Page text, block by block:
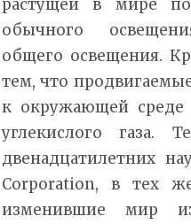
растущей в мире
обычного
общего освещения.
тем, что
к окружающей среде
углекислого газа.
двенадцатилетних
Corporation, в тех
изменившие мир